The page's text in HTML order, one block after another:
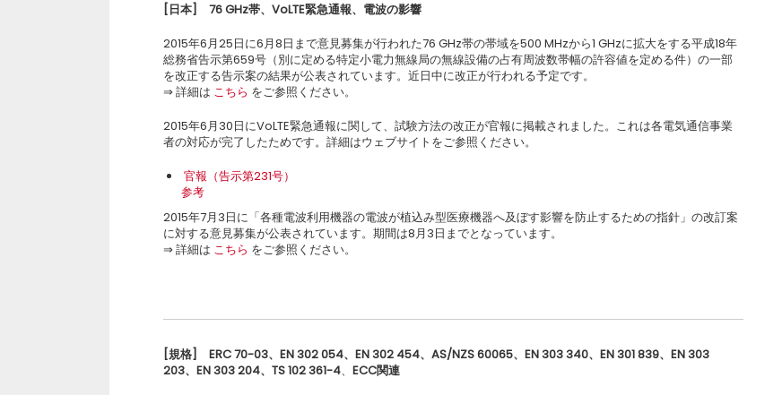
[日本] 76 GHz帯、 VoLTE緊急通報、電波の影響
2015年6月25日に6月8日まで意見募集が行われた76 GHz帯の帯域を500 MHzから1 GHzに拡大をする平成18年
総務省告示第659号（別に定める特定小電力無線局の無線設備の占有周波数帯幅の許容値を定める件）の一部
を改正する告示案の結果が公表されています。近日中に改正が行われる予定です。
⇒ 詳細は こちら をご参照ください。
2015年6月30日にVoLTE緊急通報に関して、試験方法の改正が官報に掲載されました。これは各電気通信事業
者の対応が完了したためです。詳細はウェブサイトをご参照ください。
官報（告示第231号）
参考
2015年7月3日に「各種電波利用機器の電波が植込み型医療機器へ及ぼす影響を防止するための指針」の改訂案
に対する意見募集が公表されています。期間は8月3日までとなっています。
⇒ 詳細は こちら をご参照ください。
[規格] ERC 70-03、 EN 302 054、 EN 302 454、 AS/NZS 60065、 EN 303 340、 EN 301 839、 EN 303
203、 EN 303 204、 TS 102 361-4、 ECC関連